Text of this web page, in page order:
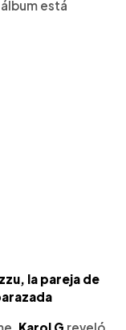
está
la pareja de
Karol G reveló